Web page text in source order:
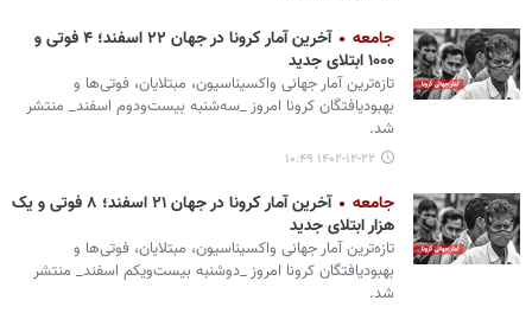
جامعه
آخرین آمار کرونا در جهان ۲۲ اسفند؛ ۴ فوتی و
۱۰۰۰ ابتلای جدید
تازه‌ترین آمار جهانی واکسیناسیون، مبتلایان، فوتی‌ها و
بهبودیافتگان کرونا امروز _سه‌شنبه بیست‌ودوم اسفند_ منتشر
شد.
۱۴۰۲-۱۲-۲۲ ۱۰:۴۹
جامعه
آخرین آمار کرونا در جهان ۲۱ اسفند؛ ۸ فوتی و یک
هزار ابتلای جدید
تازه‌ترین آمار جهانی واکسیناسیون، مبتلایان، فوتی‌ها و
بهبودیافتگان کرونا امروز _دوشنبه بیست‌ویکم اسفند_ منتشر
شد.